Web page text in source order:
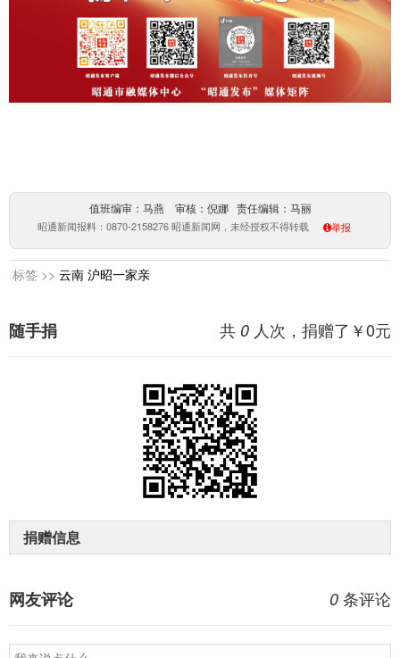
值班编审：马燕 审核：倪娜 责任编辑：马丽
昭通新闻报料：0870-2158276 昭通新闻网，未经授权不得转载 举报
标签 >> 云南 沪昭一家亲
共 0 人次，捐赠了￥0元
随手捐
捐赠信息
0 条评论
网友评论